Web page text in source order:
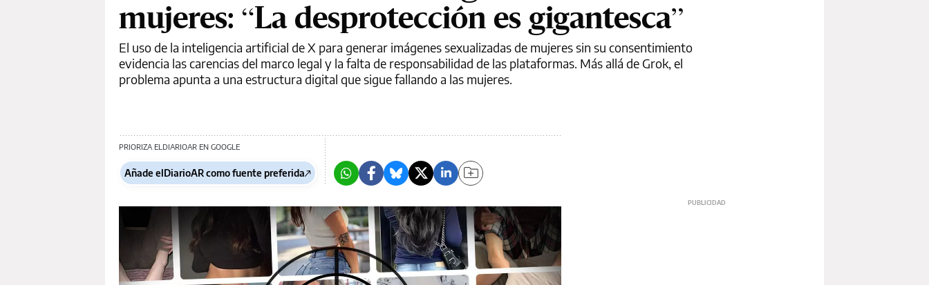
mujeres: “La desprotección es gigantesca”
El uso de la inteligencia artificial de X para generar imágenes sexualizadas de mujeres sin su consentimiento
evidencia las carencias del marco legal y la falta de responsabilidad de las plataformas. Más allá de Grok, el
problema apunta a una estructura digital que sigue fallando a las mujeres.
PRIORIZA ELDIARIOAR EN GOOGLE
Añade elDiarioAR como fuente preferida